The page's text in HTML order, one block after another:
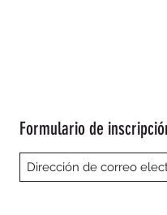
Formulario de